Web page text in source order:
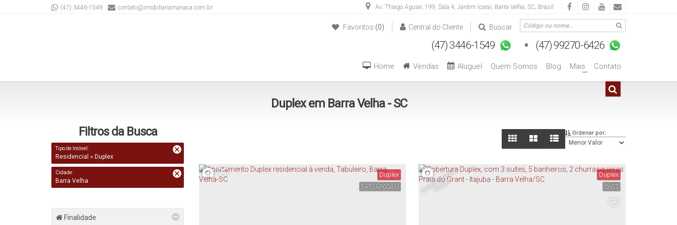
Av. Thiago Aguiar, 199, Sala 4, Jardim Icaraí, Barra Velha, SC, Brasil
(47) 3446-1549 contato@imobiliariamanaca.com.br
Buscar
Central do Cliente
Favoritos (0)
(47) 3446-1549 (47) 99270-6426
Contato
+
Mais
Blog
Quem Somos
Aluguel
Vendas
Home
Duplex em Barra Velha - SC
Filtros da Busca
Tipo de Imóvel:
Residencial » Duplex
Cidade:
Barra Velha
Finalidade
Ordenar por:
545 (AP0041)
Duplex 2
0
0
M
T
S
P
R
AI
A
N
O
V
O 3657
Duplex